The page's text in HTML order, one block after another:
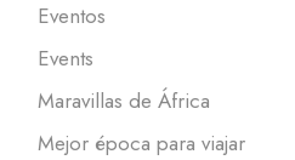
Eventos
Events
Maravillas de África
Mejor época para viajar